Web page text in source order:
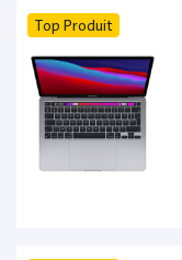
Top Produit